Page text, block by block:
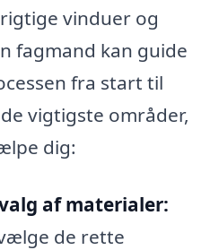
vinduer og
fagmand kan guide
fra start til
vigtigste områder,
dig:
af materialer:
de rette